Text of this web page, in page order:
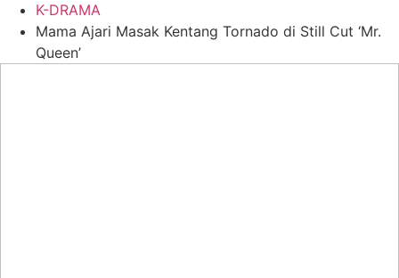
K-DRAMA
Mama Ajari Masak Kentang Tornado di Still Cut ‘Mr.
Queen’